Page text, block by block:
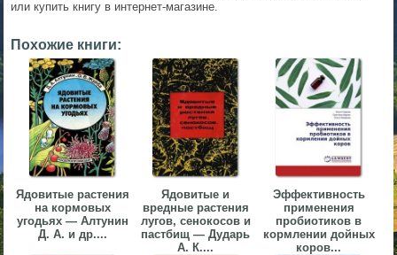
или купить книгу в интернет-магазине.
Похожие книги:
Ядовитые растения
на кормовых
угодьях — Алтунин
Д. А. и др....
Ядовитые и
вредные растения
лугов, сенокосов и
пастбищ — Дударь
А. К....
Эффективность
применения
пробиотиков в
кормлении дойных
коров...
▼
▼